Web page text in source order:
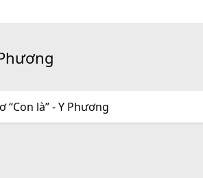
là” - Y Phương